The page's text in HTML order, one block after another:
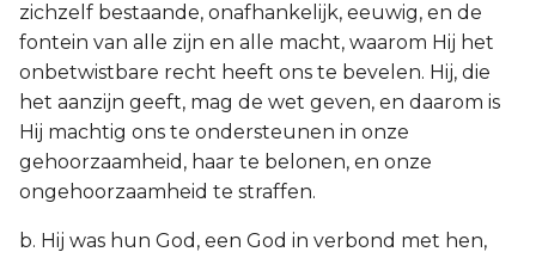
zichzelf bestaande, onafhankelijk, eeuwig, en de
fontein van alle zijn en alle macht, waarom Hij het
onbetwistbare recht heeft ons te bevelen. Hij, die
het aanzijn geeft, mag de wet geven, en daarom is
Hij machtig ons te ondersteunen in onze
gehoorzaamheid, haar te belonen, en onze
ongehoorzaamheid te straffen.
b. Hij was hun God, een God in verbond met hen,